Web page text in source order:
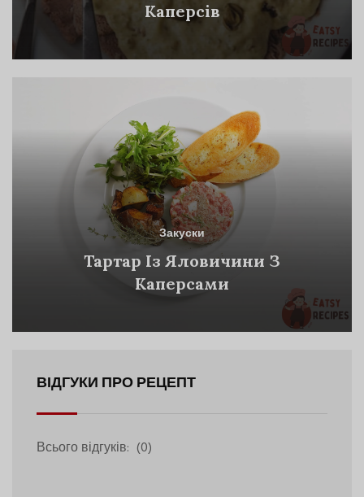
Каперсів
Закуски
Тартар Із Яловичини З
Каперсами
ВІДГУКИ ПРО РЕЦЕПТ
Всього відгуків: (0)